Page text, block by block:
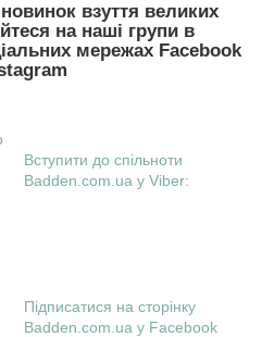
взуття великих
на наші групи в
мережах Facebook
Вступити до спільноти
Badden.com.ua у Viber:
Підписатися на сторінку
Badden.com.ua у Facebook